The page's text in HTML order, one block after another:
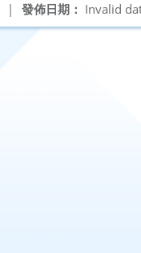
發佈日期： Invalid
|